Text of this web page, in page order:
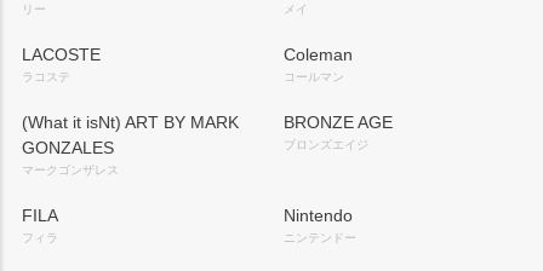
リー メイ
LACOSTE
ラコステ
Coleman
コールマン
(What it isNt) ART BY MARK
GONZALES
マークゴンザレス
BRONZE AGE
ブロンズエイジ
FILA
フィラ
Nintendo
ニンテンドー